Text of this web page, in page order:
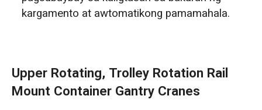
kargamento at awtomatikong pamamahala.
Upper Rotating, Trolley Rotation Rail
Mount Container Gantry Cranes